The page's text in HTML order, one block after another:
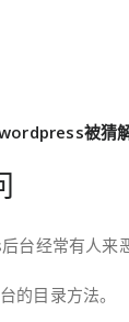
被猜
台经常有人来
的目录方法。